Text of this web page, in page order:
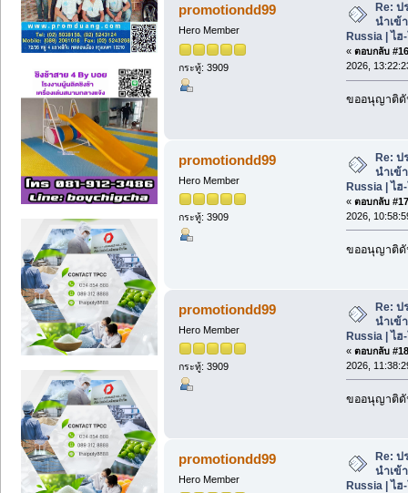
promotiondd99
Hero Member
กระทู้: 3909
Re: ป
นำเข้
Russia | ไฮ
« ตอบกลับ
2026,
ขออนุญาติ
promotiondd99
Hero Member
กระทู้: 3909
Re: ป
นำเข้
Russia | ไฮ
« ตอบกลับ
2026,
ขออนุญาติ
promotiondd99
Hero Member
กระทู้: 3909
Re: ป
นำเข้
Russia | ไฮ
« ตอบกลับ
2026,
ขออนุญาติ
promotiondd99
Hero Member
Re: ป
นำเข้
Russia | ไฮ